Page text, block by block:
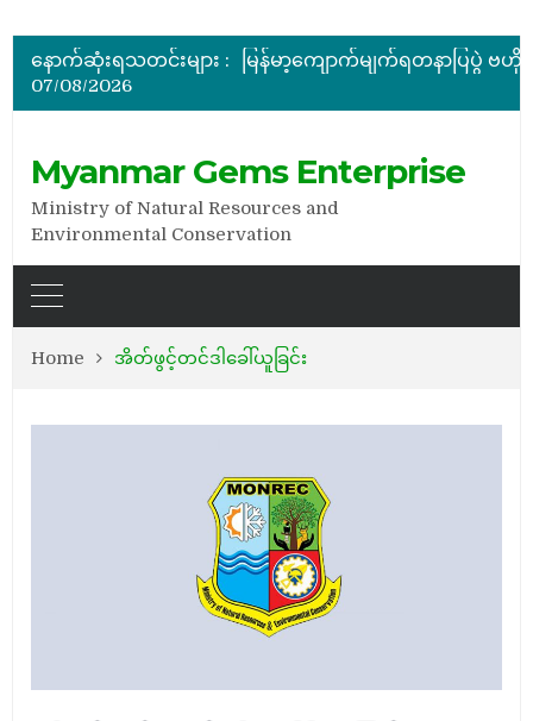
နောက်ဆုံးရသတင်းများ :
07/08/2026
Myanmar Gems Enterprise
Ministry of Natural Resources and
Environmental Conservation
Home အိတ်ဖွင့်တင်ဒါခေါ်ယူခြင်း